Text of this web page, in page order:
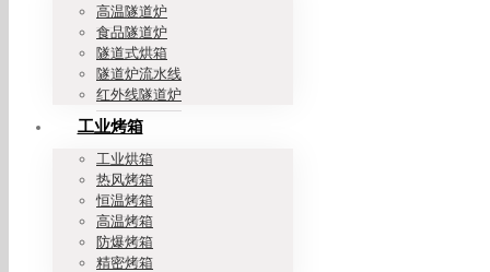
高温隧道炉
食品隧道炉
隧道式烘箱
隧道炉流水线
红外线隧道炉
工业烤箱
工业烘箱
热风烤箱
恒温烤箱
高温烤箱
防爆烤箱
精密烤箱